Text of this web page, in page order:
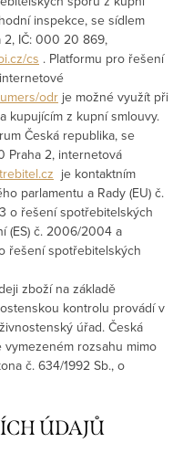
inspekce, se sídlem
2, IČ: 000 20 869,
cs . Platformu pro řešení
odr je možné využít při
kupujícím z kupní smlouvy.
Česká republika, se
Praha 2, internetová
je kontaktním
parlamentu a Rady (EU) č.
o řešení spotřebitelských
(ES) č. 2006/2004 a
řešení spotřebitelských
zboží na základě
kontrolu provádí v
úřad. Česká
rozsahu mimo
č. 634/1992 Sb., o
ÚDAJŮ